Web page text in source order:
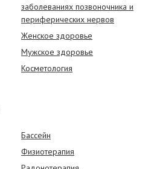
заболеваниях позвоночника и
периферических нервов
Женское здоровье
Мужское здоровье
Косметология
Бассейн
Физиотерапия